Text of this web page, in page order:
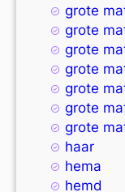
grote
grote
grote
grote
grote
grote
grote
haar
hema
hemd